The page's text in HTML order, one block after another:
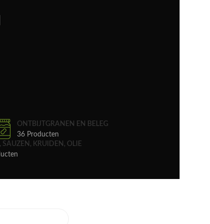
ONTBIJTGRANEN EN BELEG
36 Producten
SAUZEN, KRUIDEN, OLIE